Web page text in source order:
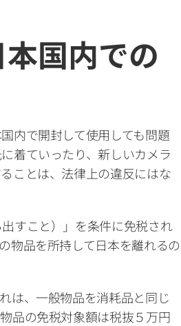
国内での
内で開封して使用しても問題
着ていったり、新しいカメラ
ことは、法律上の違反にはな
すこと）」を条件に免税され
物品を所持して日本を離れるの
は、一般物品を消耗品と同じ
品の免税対象額は税抜５万円